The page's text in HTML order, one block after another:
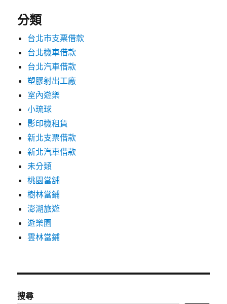
分類
台北市支票借款
台北機車借款
台北汽車借款
塑膠射出工廠
室內遊樂
小琉球
影印機租賃
新北支票借款
新北汽車借款
未分類
桃園當舖
樹林當鋪
澎湖旅遊
遊樂園
雲林當鋪
搜尋